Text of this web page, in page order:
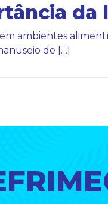
da
ambientes
de […]